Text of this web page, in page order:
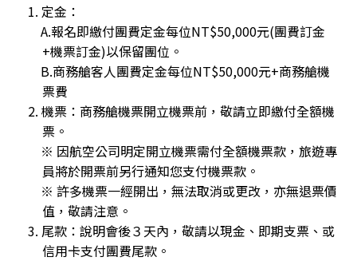
1. 定金：
A.報名即繳付團費定金每位NT$50,000元(團費訂金
+機票訂金)以保留團位。
B.商務艙客人團費定金每位NT$50,000元+商務艙機
票費
2. 機票：商務艙機票開立機票前，敬請立即繳付全額機
票。
※ 因航空公司明定開立機票需付全額機票款，旅遊專
員將於開票前另行通知您支付機票款。
※ 許多機票一經開出，無法取消或更改，亦無退票價
值，敬請注意。
3. 尾款：說明會後３天內，敬請以現金、即期支票、或
信用卡支付團費尾款。